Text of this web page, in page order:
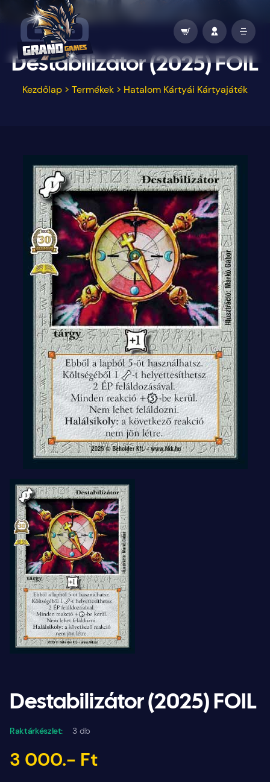
Destabilizátor (2025) FOIL
Kezdőlap > Termékek > Hatalom Kártyái Kártyajáték
Destabilizátor (2025) FOIL
Raktárkészlet: 3 db
3 000.- Ft